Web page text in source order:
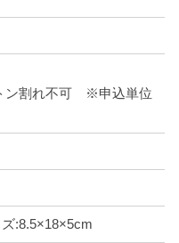
ン割れ不可 ※申込単位
:8.5×18×5cm